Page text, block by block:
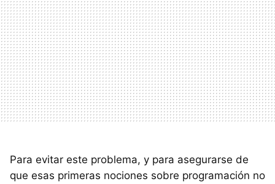
Para evitar este problema, y para asegurarse de
que esas primeras nociones sobre programación no